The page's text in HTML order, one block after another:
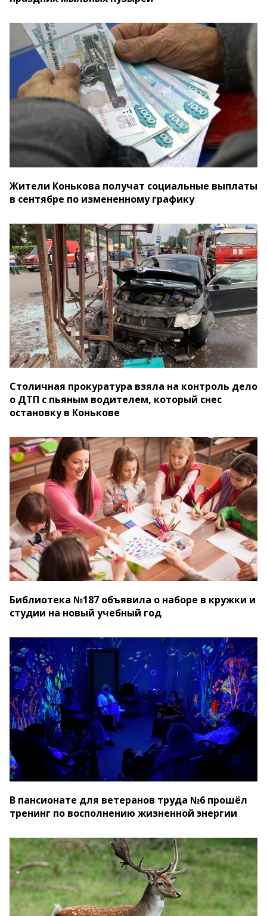
Жители Конькова получат социальные выплаты
в сентябре по измененному графику
Столичная прокуратура взяла на контроль дело
о ДТП с пьяным водителем, который снес
остановку в Конькове
Библиотека №187 объявила о наборе в кружки и
студии на новый учебный год
В пансионате для ветеранов труда №6 прошёл
тренинг по восполнению жизненной энергии